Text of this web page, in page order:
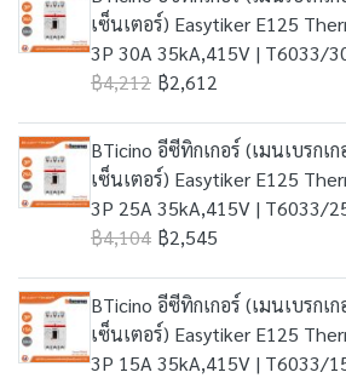
เซ็นเตอร์) Easytiker E125
3P 30A 35kA,415V | T6033/
฿4,212 ฿2,612
BTicino อีซีทิกเกอร์ (เมนเบรกเ
เซ็นเตอร์) Easytiker E125
3P 25A 35kA,415V | T6033/
฿4,104 ฿2,545
BTicino อีซีทิกเกอร์ (เมนเบรกเ
เซ็นเตอร์) Easytiker E125
3P 15A 35kA,415V | T6033/